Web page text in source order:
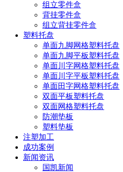
组立零件盒
背挂零件盒
组立背挂零件盒
塑料托盘
单面九脚网格塑料托盘
单面九脚平板塑料托盘
单面川字网格塑料托盘
单面川字平板塑料托盘
单面田字网格塑料托盘
双面平板塑料托盘
双面网格塑料托盘
防潮垫板
塑料垫板
注塑加工
成功案例
新闻资讯
国凯新闻